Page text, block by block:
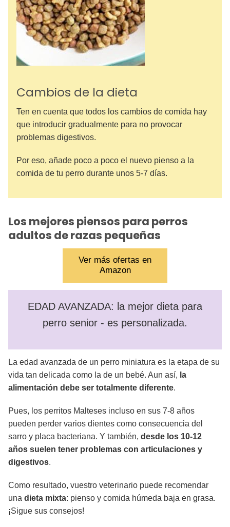
Cambios de la dieta
Ten en cuenta que todos los cambios de comida hay
que introducir gradualmente para no provocar
problemas digestivos.
Por eso, añade poco a poco el nuevo pienso a la
comida de tu perro durante unos 5-7 días.
Los mejores piensos para perros
adultos de razas pequeñas
Ver más ofertas en
Amazon
EDAD AVANZADA: la mejor dieta para
perro senior - es personalizada.
La edad avanzada de un perro miniatura es la etapa de su
vida tan delicada como la de un bebé. Aun así, la
alimentación debe ser totalmente diferente.
Pues, los perritos Malteses incluso en sus 7-8 años
pueden perder varios dientes como consecuencia del
sarro y placa bacteriana. Y también, desde los 10-12
años suelen tener problemas con articulaciones y
digestivos.
Como resultado, vuestro veterinario puede recomendar
una dieta mixta: pienso y comida húmeda baja en grasa.
¡Sigue sus consejos!